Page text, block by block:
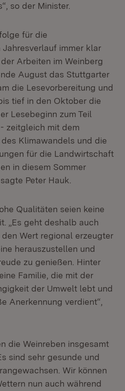
so der Minister.
für die
immer klar
Arbeiten im Weinberg
August das Stuttgarter
die Lesevorbereitung und
tief in den Oktober die
Lesebeginn zum Teil
zeitgleich mit dem
Klimawandels und die
für die Landwirtschaft
in diesem Sommer
Peter Hauk.
Qualitäten seien keine
„Es geht deshalb auch
Wert regional erzeugter
herauszustellen und
zu genießen. Hinter
Familie, die mit der
der Umwelt lebt und
Anerkennung verdient“,
die Weinreben insgesamt
sind sehr gesunde und
Wir können
nun auch während